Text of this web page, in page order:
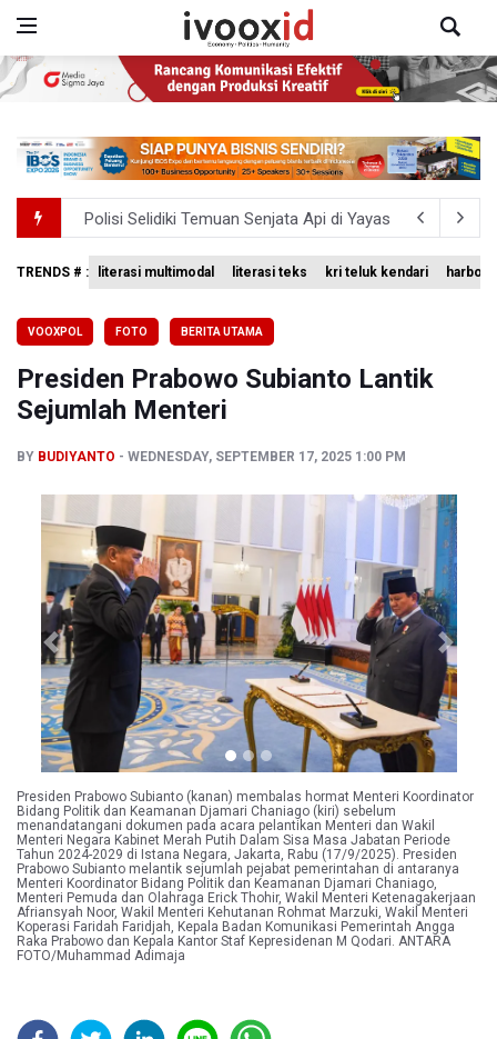
Polisi Selidiki Temuan Senjata Api di Yayasan Sekolah
995 Senjata Api Ditemukan di Sekolah Swasta di
KKI Sebut Ada 10 Nakes Diduga Beri Komentar
Polda Metro Jaya Pulangkan Tiga WNI Korban TPPO dari
TRENDS # : literasi multimodal literasi teks kri teluk kendari
VOOXPOL FOTO BERITA UTAMA
Presiden Prabowo Subianto Lantik
Sejumlah Menteri
BY BUDIYANTO WEDNESDAY, SEPTEMBER 17, 2025 1:00 PM
Previous Next
Presiden Prabowo Subianto (kanan) membalas hormat Menteri Koordinator
Bidang Politik dan Keamanan Djamari Chaniago (kiri) sebelum
menandatangani dokumen pada acara pelantikan Menteri dan Wakil
Menteri Negara Kabinet Merah Putih Dalam Sisa Masa Jabatan Periode
Tahun 2024-2029 di Istana Negara, Jakarta, Rabu (17/9/2025). Presiden
Prabowo Subianto melantik sejumlah pejabat pemerintahan di antaranya
Menteri Koordinator Bidang Politik dan Keamanan Djamari Chaniago,
Menteri Pemuda dan Olahraga Erick Thohir, Wakil Menteri Ketenagakerjaan
Afriansyah Noor, Wakil Menteri Kehutanan Rohmat Marzuki, Wakil Menteri
Koperasi Faridah Faridjah, Kepala Badan Komunikasi Pemerintah Angga
Raka Prabowo dan Kepala Kantor Staf Kepresidenan M Qodari. ANTARA
FOTO/Muhammad Adimaja